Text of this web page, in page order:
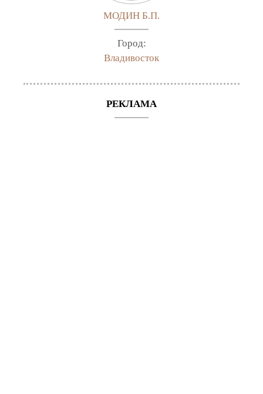
МОДИН Б.П.
Город:
Владивосток
РЕКЛАМА